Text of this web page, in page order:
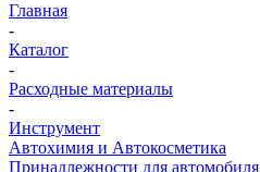
Главная
-
Каталог
-
Расходные материалы
-
Инструмент
Автохимия и Автокосметика
Принадлежности для автомобиля